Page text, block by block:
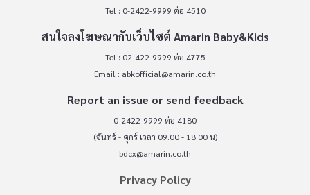
Tel : 0-2422-9999 ต่อ 4510
สนใจลงโฆษณากับเว็บไซต์ Amarin Baby&Kids
Tel : 02-422-9999 ต่อ 4775
Email : abkofficial@amarin.co.th
Report an issue or send feedback
0-2422-9999 ต่อ 4180
(จันทร์ - ศุกร์ เวลา 09.00 - 18.00 น)
bdcx@amarin.co.th
Privacy Policy